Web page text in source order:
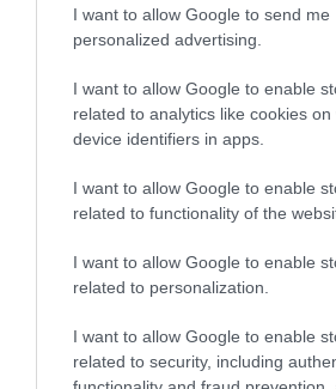
I want to allow Google to send me
personalized advertising.
I want to allow Google to enable
related to analytics like cookies on
device identifiers in apps.
I want to allow Google to enable
related to functionality of the
I want to allow Google to enable
related to personalization.
I want to allow Google to enable
related to security, including
INGATLAN
Itt a fordulat a lakáspiacon -
Egyértelműen megkezdődött az